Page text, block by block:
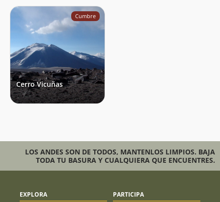
Cumbre
Cerro Vicuñas
LOS ANDES SON DE TODOS, MANTENLOS LIMPIOS. BAJA
TODA TU BASURA Y CUALQUIERA QUE ENCUENTRES.
EXPLORA PARTICIPA